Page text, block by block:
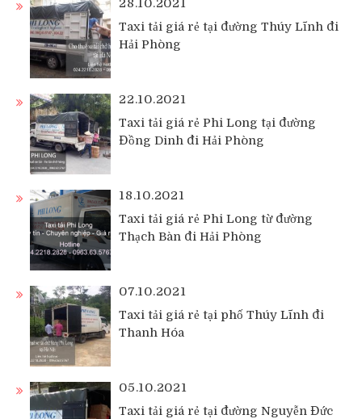
Taxi tải giá rẻ tại đường Thúy Lĩnh đi
Hải Phòng
22.10.2021
Taxi tải giá rẻ Phi Long tại đường
Đồng Dinh đi Hải Phòng
18.10.2021
Taxi tải giá rẻ Phi Long từ đường
Thạch Bàn đi Hải Phòng
07.10.2021
Taxi tải giá rẻ tại phố Thúy Lĩnh đi
Thanh Hóa
05.10.2021
Taxi tải giá rẻ tại đường Nguyễn Đức